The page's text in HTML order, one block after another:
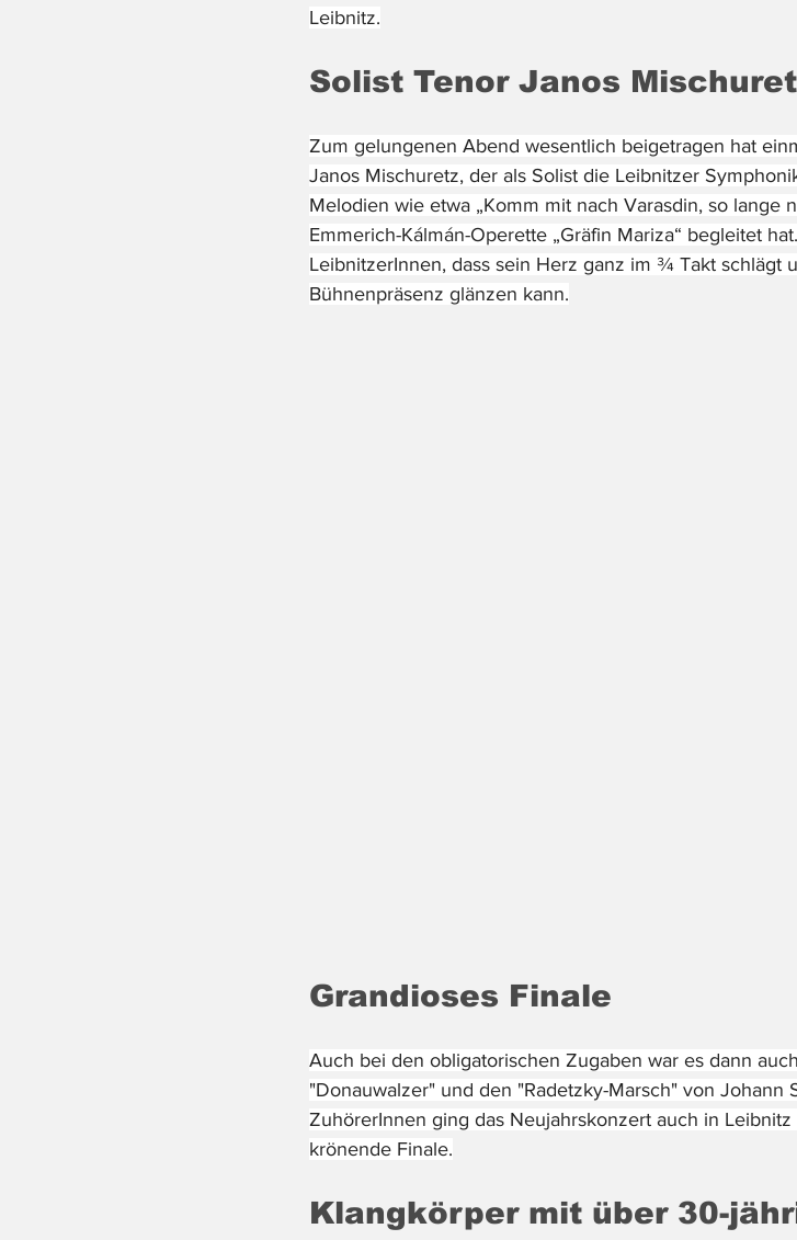
Leibnitz.
Solist Tenor Janos
Zum gelungenen Abend wesentlich beigetragen hat
Janos Mischuretz, der als Solist die Leibnitzer
Melodien wie etwa „Komm mit nach Varasdin, so lange
Emmerich-Kálmán-Operette „Gräfin Mariza“ begleitet
LeibnitzerInnen, dass sein Herz ganz im ¾ Takt schlägt
Bühnenpräsenz glänzen kann.
Grandioses Finale
Auch bei den obligatorischen Zugaben war es dann
"Donauwalzer" und den "Radetzky-Marsch" von Johann
ZuhörerInnen ging das Neujahrskonzert auch in
krönende Finale.
Klangkörper mit über 30-